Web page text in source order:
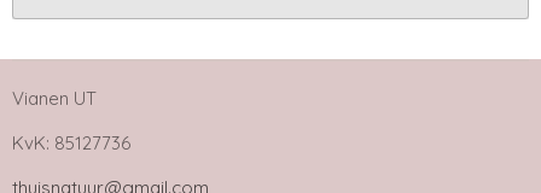
Vianen UT
KvK: 85127736
thuisnatuur@gmail.com